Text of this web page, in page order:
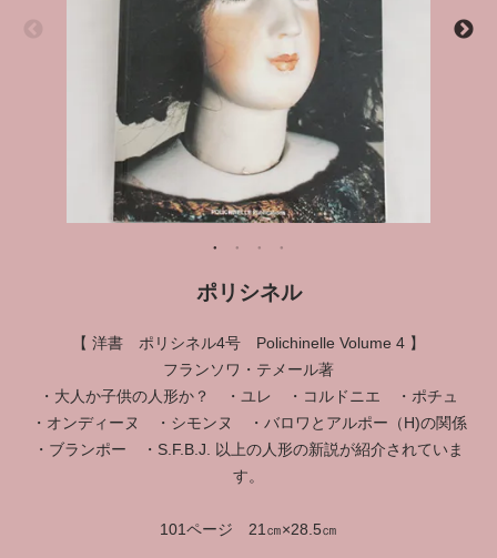
ポリシネル
【 洋書 ポリシネル4号 Polichinelle Volume 4 】
フランソワ・テメール著
・大人か子供の人形か？ ・ユレ ・コルドニエ ・ポチュ
・オンディーヌ ・シモンヌ ・バロワとアルポー（H)の関係
・ブランポー ・S.F.B.J. 以上の人形の新説が紹介されていま
す。
101ページ 21㎝×28.5㎝